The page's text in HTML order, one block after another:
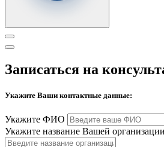
Записаться на
Укажите Ваши контактные данные:
Укажите ФИО
Укажите название Вашей организации